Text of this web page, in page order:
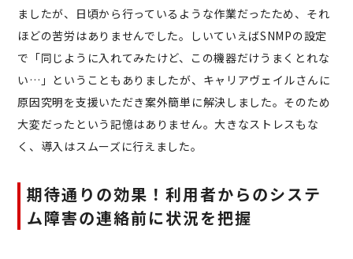
ましたが、日頃から行っているような作業だったため、それ
ほどの苦労はありませんでした。しいていえばSNMPの設定
で「同じように入れてみたけど、この機器だけうまくとれな
い…」ということもありましたが、キャリアヴェイルさんに
原因究明を支援いただき案外簡単に解決しました。そのため
大変だったという記憶はありません。大きなストレスもな
く、導入はスムーズに行えました。
期待通りの効果！利用者からのシステ
ム障害の連絡前に状況を把握